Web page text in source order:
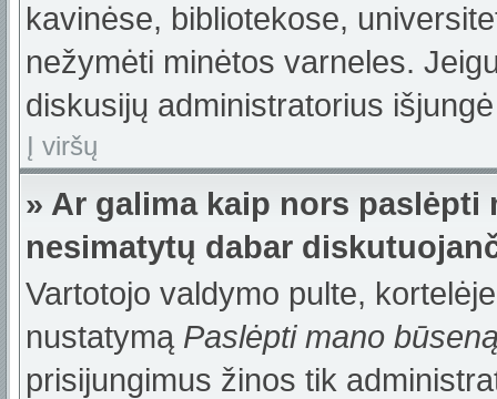
kavinėse, bibliotekose,
nežymėti minėtos varneles.
diskusijų administratorius
Į viršų
» Ar galima kaip nors
nesimatytų dabar
Vartotojo valdymo pulte,
nustatymą Paslėpti mano
prisijungimus žinos tik